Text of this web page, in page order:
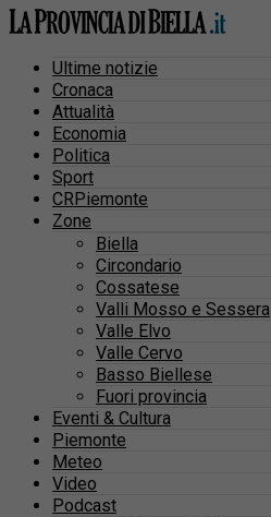
Ultime notizie
Cronaca
Attualità
Economia
Politica
Sport
CRPiemonte
Zone
Biella
Circondario
Cossatese
Valli Mosso e Sessera
Valle Elvo
Valle Cervo
Basso Biellese
Fuori provincia
Eventi & Cultura
Piemonte
Meteo
Video
Podcast